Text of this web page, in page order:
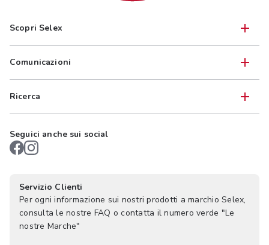
Scopri Selex
Comunicazioni
Ricerca
Seguici anche sui social
Servizio Clienti
Per ogni informazione sui nostri prodotti a marchio Selex,
consulta le nostre FAQ o contatta il numero verde "Le
nostre Marche"